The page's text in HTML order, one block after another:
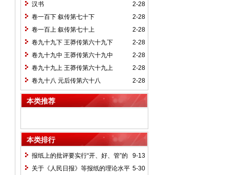
2-28
汉书
2-28
卷一百下 叙传第七十下
2-28
卷一百上 叙传第七十上
2-28
卷九十九下 王莽传第六十九下
2-28
卷九十九中 王莽传第六十九中
2-28
卷九十九上 王莽传第六十九上
2-28
卷九十八 元后传第六十八
本类推荐
本类排行
9-13
报纸上的批评要实行“开、好、管”的
方针*
5-30
关于《人民日报》等报纸的理论水平